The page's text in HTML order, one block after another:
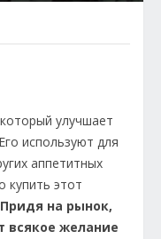
улучшает
используют для
аппетитных
купить этот
Придя на рынок,
всякое желание